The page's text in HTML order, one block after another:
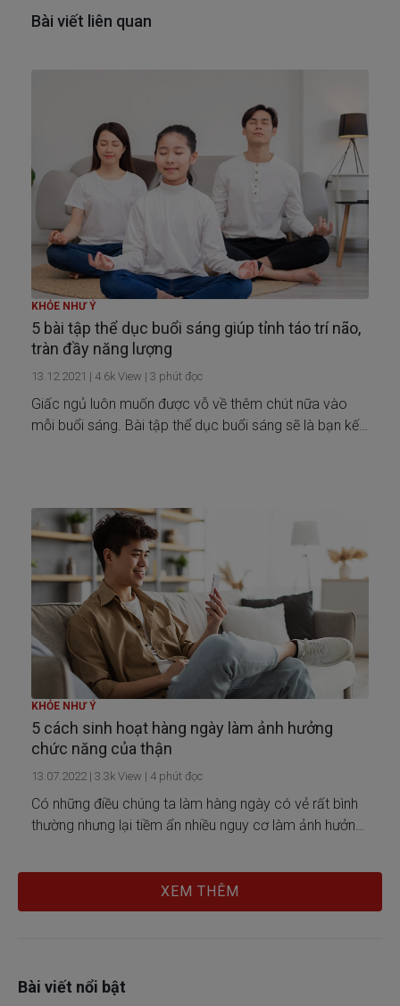
Bài viết liên quan
KHỎE NHƯ Ý
5 bài tập thể dục buổi sáng giúp tỉnh táo trí não,
tràn đầy năng lượng
13.12.2021 | 4.6k View | 3 phút đọc
Giấc ngủ luôn muốn được vỗ về thêm chút nữa vào
mỗi buổi sáng. Bài tập thể dục buổi sáng sẽ là bạn kết
KHỎE NHƯ Ý
5 cách sinh hoạt hàng ngày làm ảnh hưởng
chức năng của thận
13.07.2022 | 3.3k View | 4 phút đọc
Có những điều chúng ta làm hàng ngày có vẻ rất bình
thường nhưng lại tiềm ẩn nhiều nguy cơ làm ảnh hưởng
XEM THÊM
Bài viết nổi bật